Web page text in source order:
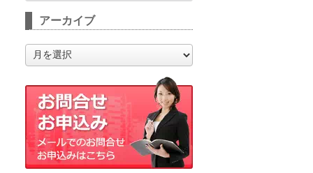
アーカイブ
ー
ブ